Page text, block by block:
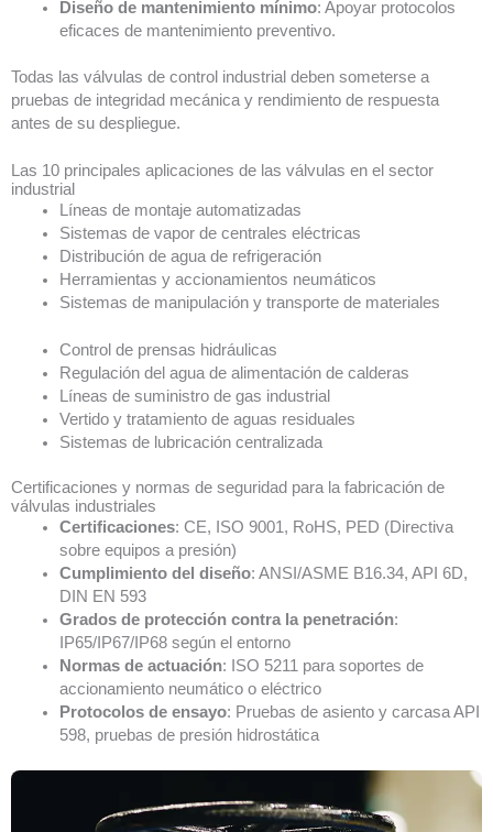
Diseño de mantenimiento mínimo: Apoyar protocolos
eficaces de mantenimiento preventivo.
Todas las válvulas de control industrial deben someterse a
pruebas de integridad mecánica y rendimiento de respuesta
antes de su despliegue.
Las 10 principales aplicaciones de las válvulas en el sector
industrial
Líneas de montaje automatizadas
Sistemas de vapor de centrales eléctricas
Distribución de agua de refrigeración
Herramientas y accionamientos neumáticos
Sistemas de manipulación y transporte de materiales
Control de prensas hidráulicas
Regulación del agua de alimentación de calderas
Líneas de suministro de gas industrial
Vertido y tratamiento de aguas residuales
Sistemas de lubricación centralizada
Certificaciones y normas de seguridad para la fabricación de
válvulas industriales
Certificaciones: CE, ISO 9001, RoHS, PED (Directiva
sobre equipos a presión)
Cumplimiento del diseño: ANSI/ASME B16.34, API 6D,
DIN EN 593
Grados de protección contra la penetración:
IP65/IP67/IP68 según el entorno
Normas de actuación: ISO 5211 para soportes de
accionamiento neumático o eléctrico
Protocolos de ensayo: Pruebas de asiento y carcasa API
598, pruebas de presión hidrostática